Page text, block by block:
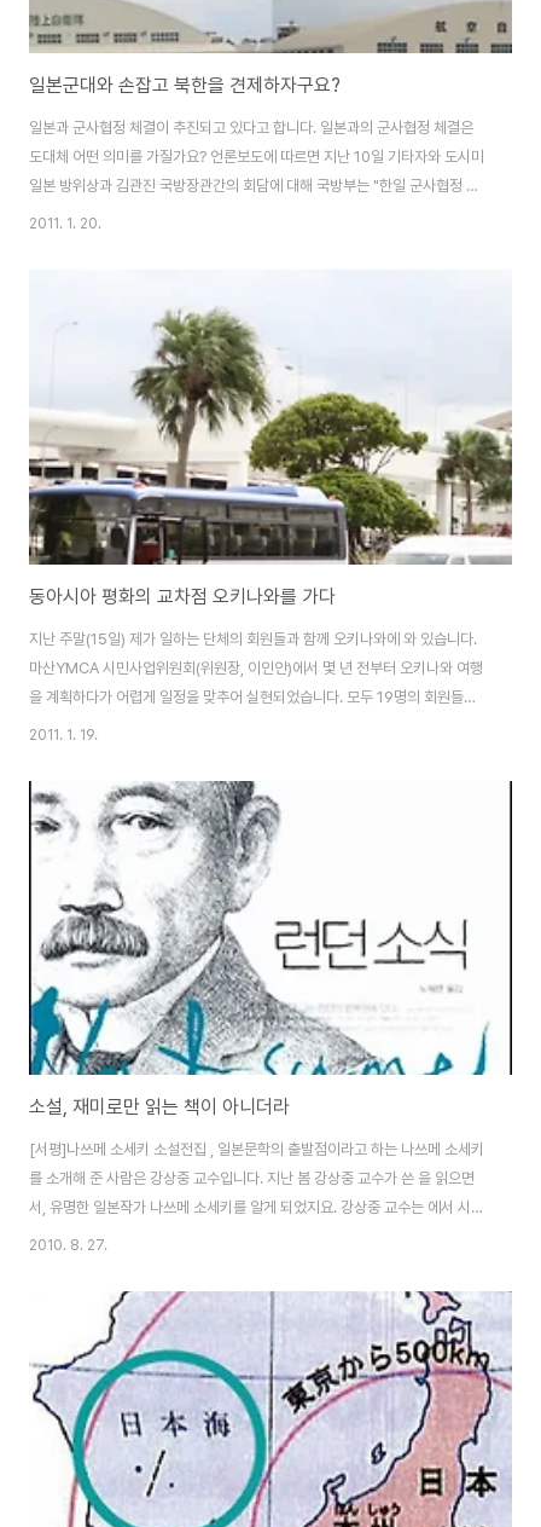
일본군대와 손잡고 북한을 견제하자구요?
일본과 군사협정 체결이 추진되고 있다고 합니다. 일본과의 군사협정 체결은
도대체 어떤 의미를 가질가요? 언론보도에 따르면 지난 10일 기타자와 도시미
일본 방위상과 김관진 국방장관간의 회담에 대해 국방부는 "한일 군사협정 체
결의 공감대를 형성"하고, "유엔평화유지활동(PKO)과 인도적 지원 및 재난구
“여론도 고려해야 하는 만큼 로키(낮은 자세)로 진전시켜 가자”고 하였다는 일
본 언론보도를 보면, 군사협정 논의가 물밑에서 장기간 진행되었으며, 수면위
에서 논의되고 있는 상호군수지원협정도 본격적인 군사협정체결을 위한 과정
이라고 볼 수 있습니다. 그러나, 한일간의..
2011. 1. 20.
동아시아 평화의 교차점 오키나와를 가다
지난 주말(15일) 제가 일하는 단체의 회원들과 함께 오키나와에 와 있습니다.
마산YMCA 시민사업위원회(위원장, 이인안)에서 몇 년 전부터 오키나와 여행
을 계획하다가 어렵게 일정을 맞추어 실현되었습니다. 모두 19명의 회원들과
함께 오키나와의 역사와 문화, 특히 근, 현대사를 공부하고 있는 중입니다. 어제
평화운동과 환경운동에 몸 담고 있는 더글러스 러미스 교수의 강의를 들었습니
다. 국내에는 녹색평론사에서 출간한 라는 책의 저자로 꽤 많이 알려진 분입니
다. 더글러스 러미스 교수의 강연회는 반전, 평화를 주제로 작품을 전시하는 후
텐마 기지 옆 사키마 미술관에서 열렸습니다. 더글러스 러미스 교수의 강연을
포함한 이 이야기는 좀 더 내용..
2011. 1. 19.
소설, 재미로만 읽는 책이 아니더라
[서평]나쓰메 소세키 소설전집 , 일본문학의 출발점이라고 하는 나쓰메 소세키
를 소개해 준 사람은 강상중 교수입니다. 지난 봄 강상중 교수가 쓴 을 읽으면
서, 유명한 일본작가 나쓰메 소세키를 알게 되었지요. 강상중 교수는 에서 시대
를 꿰뚫어보는 지식인으로 나쓰메 소세키와 막스 베버를 여러 차례 인용합니
아가는 우리의 고민을 해결할 수 있는 실마리가 곳곳에 자리 잡고 있음을 알 수
있습니다.” 막스 베버 역시 충분히 잘 알지 못하지만 낯설지 않은 이름이지만,
일본의 국민작가라고 하는 유명한 나쓰메 소세키는 강상중 교수의 이 책을 통
해 처음 알게 되었습니다. 강상중 교수에게 ‘고민의 힘’을 배운 후 나쓰메 소세
키라는 이름을 마음에 ..
2010. 8. 27.